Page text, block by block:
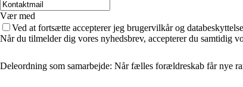
Vær med
Ved at fortsætte accepterer jeg brugervilkår og
Når du tilmelder dig vores nyhedsbrev, accepterer du samtidig
Deleordning som samarbejde: Når fælles forældreskab får nye